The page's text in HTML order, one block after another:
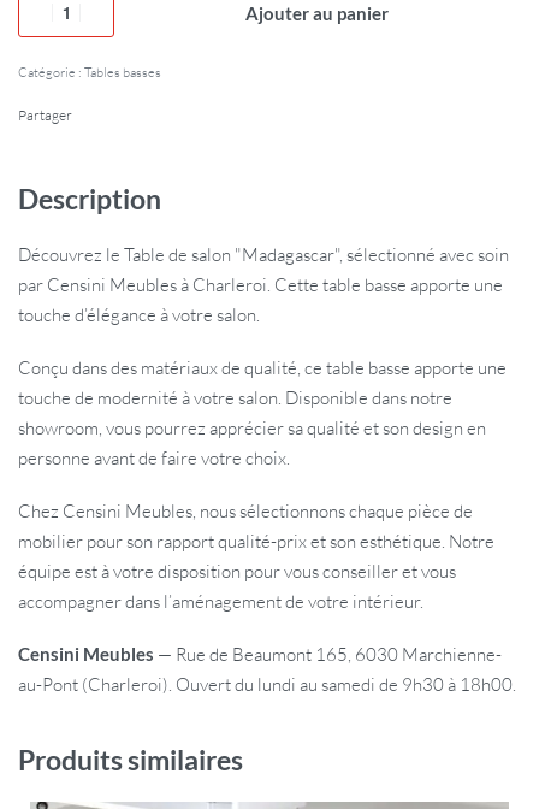
Ajouter au panier
Catégorie : Tables basses
Partager
Description
Découvrez le Table de salon "Madagascar", sélectionné avec soin
par Censini Meubles à Charleroi. Cette table basse apporte une
touche d’élégance à votre salon.
Conçu dans des matériaux de qualité, ce table basse apporte une
touche de modernité à votre salon. Disponible dans notre
showroom, vous pourrez apprécier sa qualité et son design en
personne avant de faire votre choix.
Chez Censini Meubles, nous sélectionnons chaque pièce de
mobilier pour son rapport qualité-prix et son esthétique. Notre
équipe est à votre disposition pour vous conseiller et vous
accompagner dans l’aménagement de votre intérieur.
Censini Meubles — Rue de Beaumont 165, 6030 Marchienne-
au-Pont (Charleroi). Ouvert du lundi au samedi de 9h30 à 18h00.
Produits similaires